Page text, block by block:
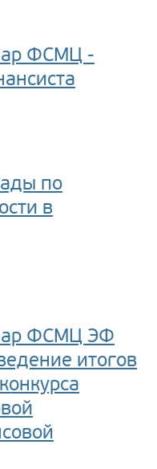
ФСМЦ -
по
в
ФСМЦ ЭФ
итогов